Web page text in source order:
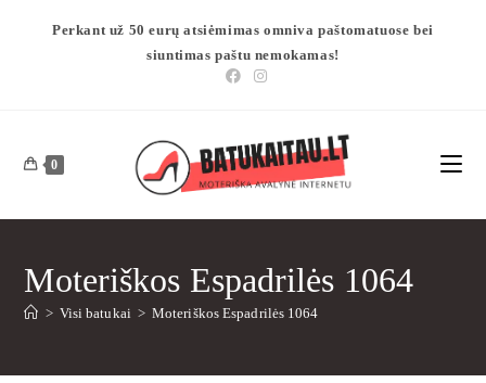
Perkant už 50 eurų atsiėmimas omniva paštomatuose bei
siuntimas paštu nemokamas!
0
Moteriškos Espadrilės 1064
> Visi batukai > Moteriškos Espadrilės 1064